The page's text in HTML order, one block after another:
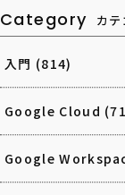
Category カ
入門 (814)
Google Cloud
Google